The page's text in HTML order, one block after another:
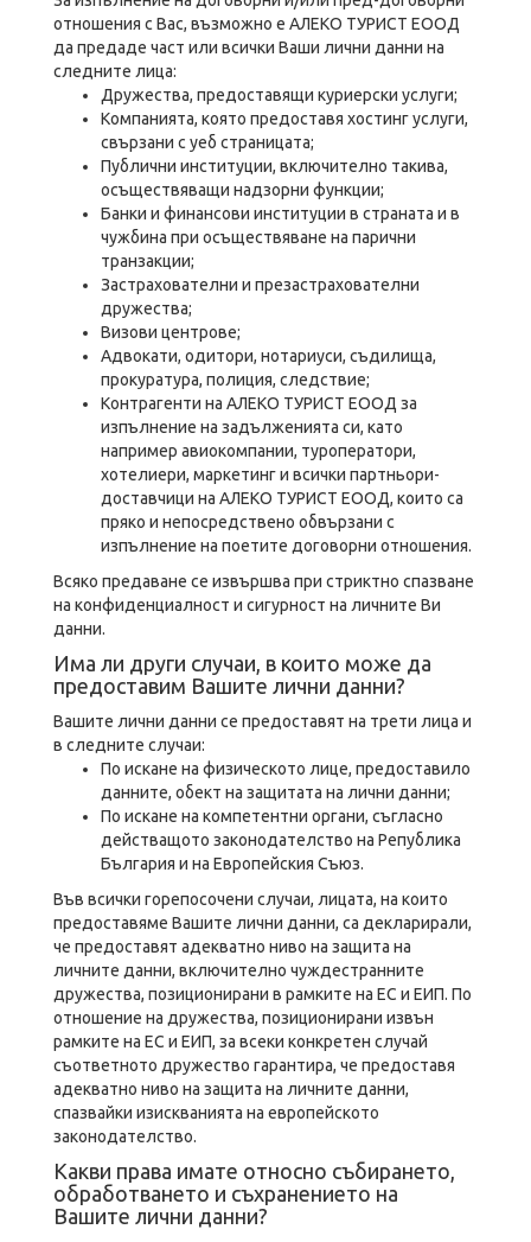
отношения с Вас, възможно е АЛЕКО ТУРИСТ ЕООД
да предаде част или всички Ваши лични данни на
следните лица:
Дружества, предоставящи куриерски услуги;
Компанията, която предоставя хостинг услуги,
свързани с уеб страницата;
Публични институции, включително такива,
осъществяващи надзорни функции;
Банки и финансови институции в страната и в
чужбина при осъществяване на парични
транзакции;
Застрахователни и презастрахователни
дружества;
Визови центрове;
Адвокати, одитори, нотариуси, съдилища,
прокуратура, полиция, следствие;
Контрагенти на АЛЕКО ТУРИСТ ЕООД за
изпълнение на задълженията си, като
например авиокомпании, туроператори,
хотелиери, маркетинг и всички партньори-
доставчици на АЛЕКО ТУРИСТ ЕООД, които са
пряко и непосредствено обвързани с
изпълнение на поетите договорни отношения.
Всяко предаване се извършва при стриктно спазване
на конфиденциалност и сигурност на личните Ви
данни.
Има ли други случаи, в които може да
предоставим Вашите лични данни?
Вашите лични данни се предоставят на трети лица и
в следните случаи:
По искане на физическото лице, предоставило
данните, обект на защитата на лични данни;
По искане на компетентни органи, съгласно
действащото законодателство на Република
България и на Европейския Съюз.
Във всички горепосочени случаи, лицата, на които
предоставяме Вашите лични данни, са декларирали,
че предоставят адекватно ниво на защита на
личните данни, включително чуждестранните
дружества, позиционирани в рамките на ЕС и ЕИП. По
отношение на дружества, позиционирани извън
рамките на ЕС и ЕИП, за всеки конкретен случай
съответното дружество гарантира, че предоставя
адекватно ниво на защита на личните данни,
спазвайки изискванията на европейското
законодателство.
Какви права имате относно събирането,
обработването и съхранението на
Вашите лични данни?